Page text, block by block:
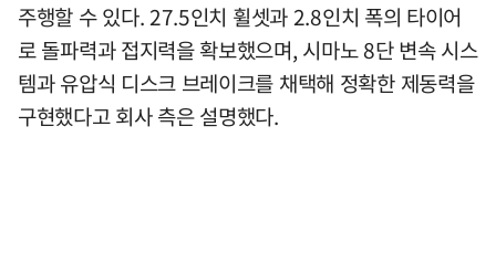
주행할 수 있다. 27.5인치 휠셋과 2.8인치 폭의 타이어
로 돌파력과 접지력을 확보했으며, 시마노 8단 변속 시스
템과 유압식 디스크 브레이크를 채택해 정확한 제동력을
구현했다고 회사 측은 설명했다.